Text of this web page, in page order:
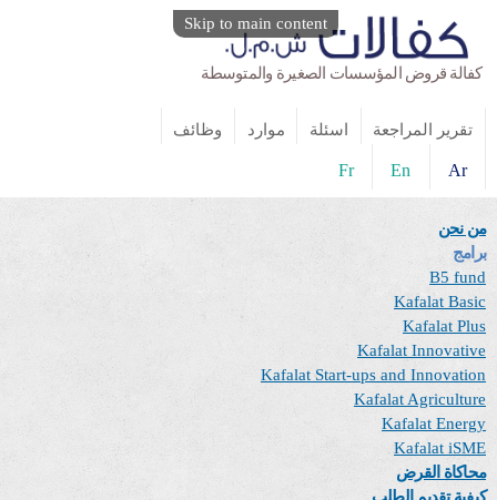
Skip to main content
كفالة قروض المؤسسات الصغيرة والمتوسطة
تقرير المراجعة اسئلة موارد وظائف
Ar
En
Fr
من نحن
برامج
B5 fund
Kafalat Basic
Kafalat Plus
Kafalat Innovative
Kafalat Start-ups and Innovation
Kafalat Agriculture
Kafalat Energy
Kafalat iSME
محاكاة القرض